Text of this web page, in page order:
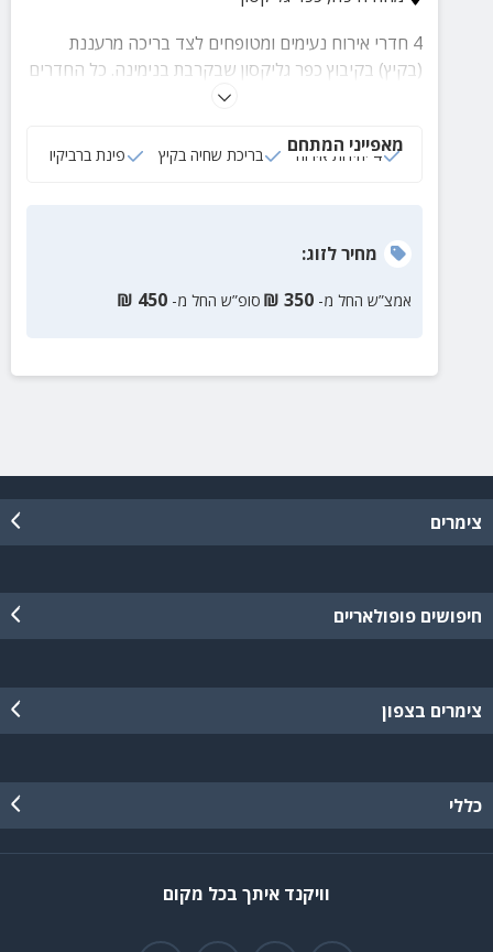
4 חדרי אירוח נעימים ומטופחים לצד בריכה מרעננת
(בקיץ) בקיבוץ כפר גליקסון שבקרבת בנימינה. כל החדרים
מאובזרים בכל הדרוש לחופשה נעימה, זוגית או משפחתית.
מאפייני המתחם
4 יחידות אירוח בריכת שחיה בקיץ פינת ברביקיו
מחירלזוג:
אמצ”ש החל מ- 350
₪ סופ”ש החל מ- 450
₪
צימרים
חיפושים פופולאריים
צימרים בצפון
כללי
וויקנד איתך בכל מקום